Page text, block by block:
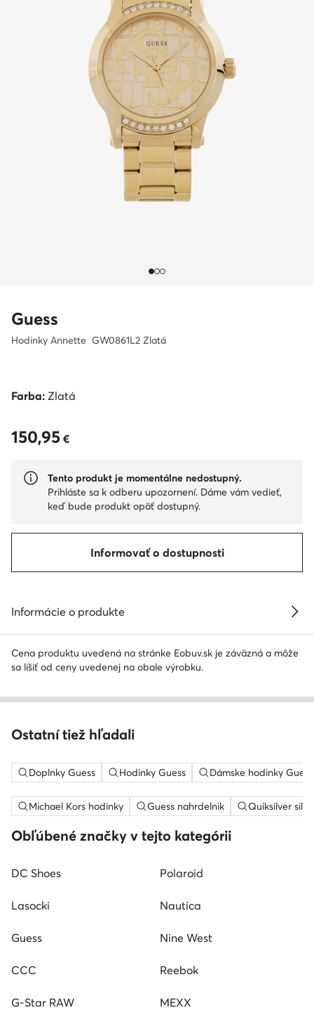
Guess
Hodinky Annette GW0861L2 Zlatá
Farba: Zlatá
150,95 €
150,95 €
Tento produkt je momentálne nedostupný.
Prihláste sa k odberu upozornení. Dáme vám vedieť,
keď bude produkt opäť dostupný.
Informovať o dostupnosti
Informácie o produkte
Cena produktu uvedená na stránke Eobuv.sk je záväzná a môže
sa líšiť od ceny uvedenej na obale výrobku.
Ostatní tiež hľadali
Doplnky Guess Hodinky Guess Dámske hodinky Guess
Michael Kors hodinky Guess nahrdelnik Quiksilver
Obľúbené značky v tejto kategórii
DC Shoes Polaroid
Lasocki Nautica
Guess Nine West
CCC Reebok
G-Star RAW MEXX